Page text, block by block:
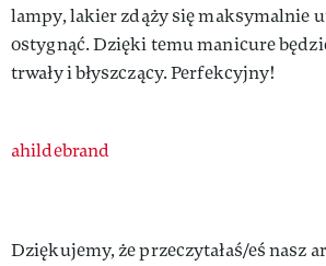
lampy, lakier zdąży się maksymalnie
ostygnąć. Dzięki temu manicure
trwały i błyszczący. Perfekcyjny!
Authors
ahildebrand
Dziękujemy, że przeczytałaś/eś nasz